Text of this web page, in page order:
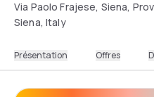
Via Paolo Frajese, Siena,
Siena, Italy
Présentation Offres